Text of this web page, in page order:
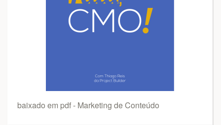
baixado em pdf - Marketing de Conteúdo